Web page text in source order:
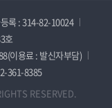
록 : 314-82-10024
호
이용료 : 발신자부담)
361-8385
RESERVED.